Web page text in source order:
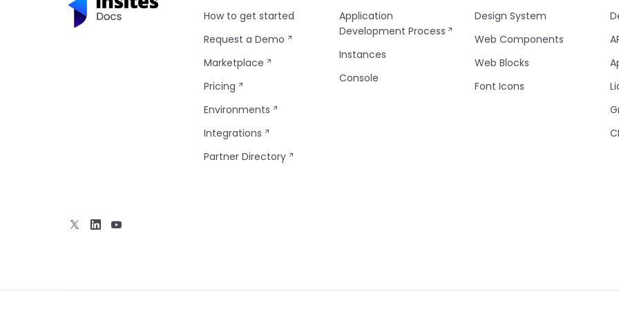
How to get started
Request a Demo
Marketplace
Pricing
Environments
Integrations
Partner Directory
Application
Development Process
Instances
Console
Design System
Web Components
Web Blocks
Font Icons